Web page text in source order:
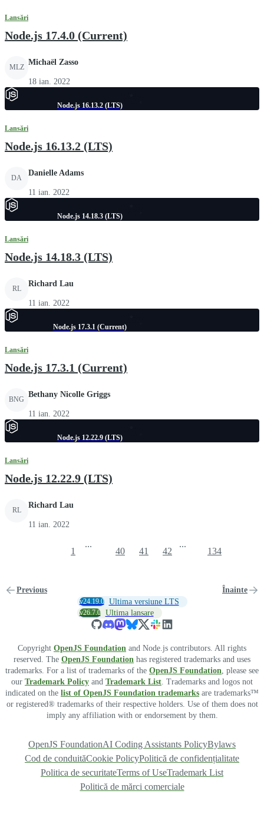
Lansări
Node.js 17.4.0 (Current)
MLZ
Michaël Zasso
18 ian. 2022
Node.js 16.13.2 (LTS)
Lansări
Node.js 16.13.2 (LTS)
DA
Danielle Adams
11 ian. 2022
Node.js 14.18.3 (LTS)
Lansări
Node.js 14.18.3 (LTS)
RL
Richard Lau
11 ian. 2022
Node.js 17.3.1 (Current)
Lansări
Node.js 17.3.1 (Current)
BNG
Bethany Nicolle Griggs
11 ian. 2022
Node.js 12.22.9 (LTS)
Lansări
Node.js 12.22.9 (LTS)
RL
Richard Lau
11 ian. 2022
Previous
1
...
40 41 42
...
134
Înainte
v24.19.0 Ultima versiune LTS
v26.7.0 Ultima lansare
Copyright OpenJS Foundation and Node.js contributors. All rights
reserved. The OpenJS Foundation has registered trademarks and uses
trademarks. For a list of trademarks of the OpenJS Foundation , please see
our Trademark Policy and Trademark List . Trademarks and logos not
indicated on the list of OpenJS Foundation trademarks are trademarks™
or registered® trademarks of their respective holders. Use of them does not
imply any affiliation with or endorsement by them.
OpenJS FoundationAI Coding Assistants PolicyBylaws
Cod de conduităCookie PolicyPolitică de confidențialitate
Politica de securitateTerms of UseTrademark List
Politică de mărci comerciale